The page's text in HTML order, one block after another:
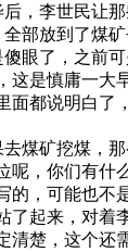
，李世民让
部放到了煤
眼了，之前
这是慎庸一大
面都说明白
煤矿挖煤，
，你们有什
的，可能也
了起来，对着
清楚，这个还